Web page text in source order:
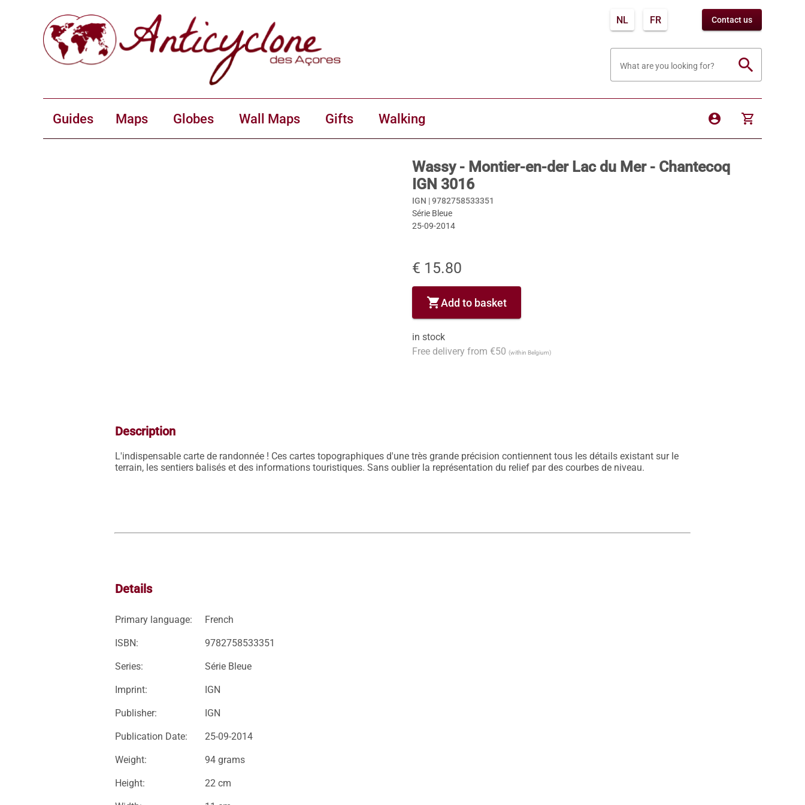
NL FR Contact us
What are you looking for? search
Guides Maps Globes Wall Maps Gifts Walking account_circle shopping_cart
Wassy - Montier-en-der Lac du Mer - Chantecoq
IGN 3016
IGN |9782758533351
Série Bleue
25-09-2014
€ 15.80
shopping_cartAdd to basket
in stock
Free delivery from €50 (within Belgium)
Description
L'indispensable carte de randonnée ! Ces cartes topographiques d'une très grande précision contiennent tous les détails existant sur le
terrain, les sentiers balisés et des informations touristiques. Sans oublier la représentation du relief par des courbes de niveau.
Details
Primary language: French
ISBN: 9782758533351
Series: Série Bleue
Imprint: IGN
Publisher: IGN
Publication Date: 25-09-2014
Weight: 94 grams
Height: 22 cm